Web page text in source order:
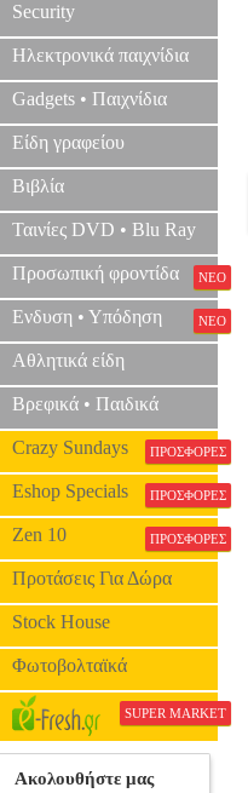
Security
Ηλεκτρονικά παιχνίδια
Gadgets • Παιχνίδια
Είδη γραφείου
Βιβλία
Ταινίες DVD • Blu Ray
Προσωπική φροντίδα ΝΕΟ
Ενδυση • Υπόδηση ΝΕΟ
Αθλητικά είδη
Βρεφικά • Παιδικά
Crazy Sundays ΠΡΟΣΦΟΡΕΣ
Eshop Specials ΠΡΟΣΦΟΡΕΣ
Zen 10 ΠΡΟΣΦΟΡΕΣ
Προτάσεις Για Δώρα
Stock House
Φωτοβολταϊκά
SUPER MARKET